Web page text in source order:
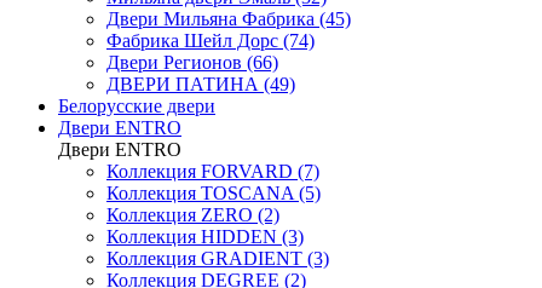
Двери Мильяна Фабрика (45)
Фабрика Шейл Дорс (74)
Двери Регионов (66)
ДВЕРИ ПАТИНА (49)
Белорусские двери
Двери ENTRO
Двери ENTRO
Коллекция FORVARD (7)
Коллекция TOSCANA (5)
Коллекция ZERO (2)
Коллекция HIDDEN (3)
Коллекция GRADIENT (3)
Коллекция DEGREE (2)